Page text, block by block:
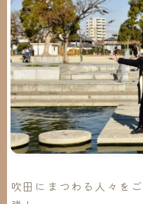
吹田にまつわる人々を